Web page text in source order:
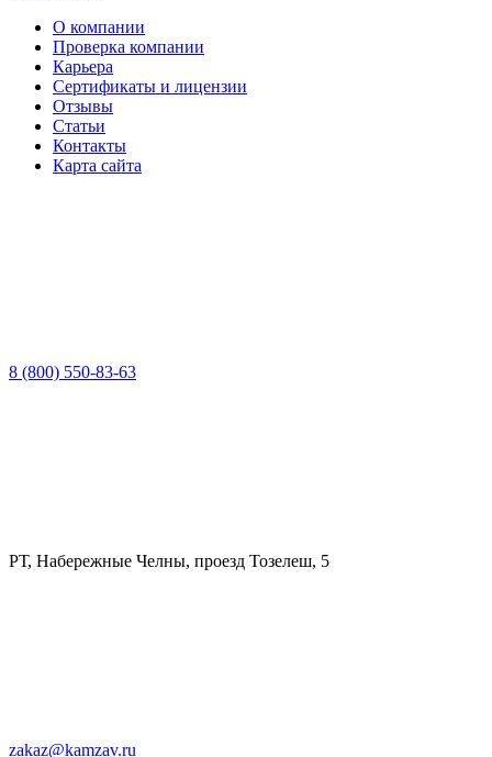
О компании
Проверка компании
Карьера
Сертификаты и лицензии
Отзывы
Статьи
Контакты
Карта сайта
8 (800) 550-83-63
РТ, Набережные Челны, проезд Тозелеш, 5
zakaz@kamzav.ru